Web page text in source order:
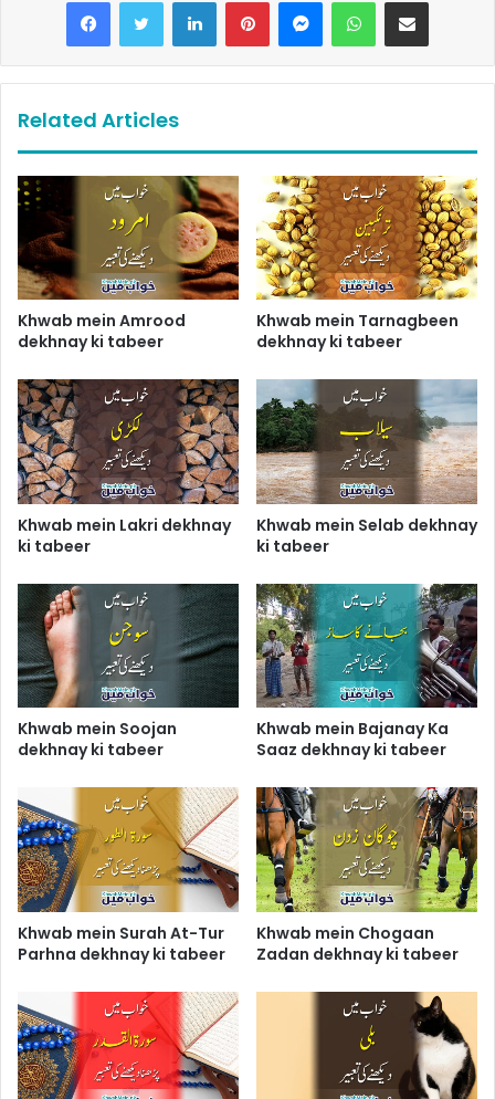
Related Articles
Khwab mein Amrood
dekhnay ki tabeer
Khwab mein Tarnagbeen
dekhnay ki tabeer
Khwab mein Lakri dekhnay
ki tabeer
Khwab mein Selab dekhnay
ki tabeer
Khwab mein Soojan
dekhnay ki tabeer
Khwab mein Bajanay Ka
Saaz dekhnay ki tabeer
Khwab mein Surah At-Tur
Parhna dekhnay ki tabeer
Khwab mein Chogaan
Zadan dekhnay ki tabeer